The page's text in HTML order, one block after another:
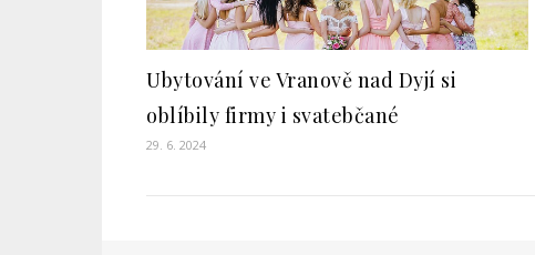
Ubytování ve Vranově nad Dyjí si
oblíbily firmy i svatebčané
29. 6. 2024